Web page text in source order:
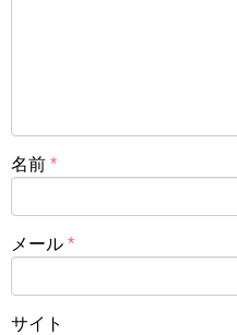
名前 *
メール *
サイト